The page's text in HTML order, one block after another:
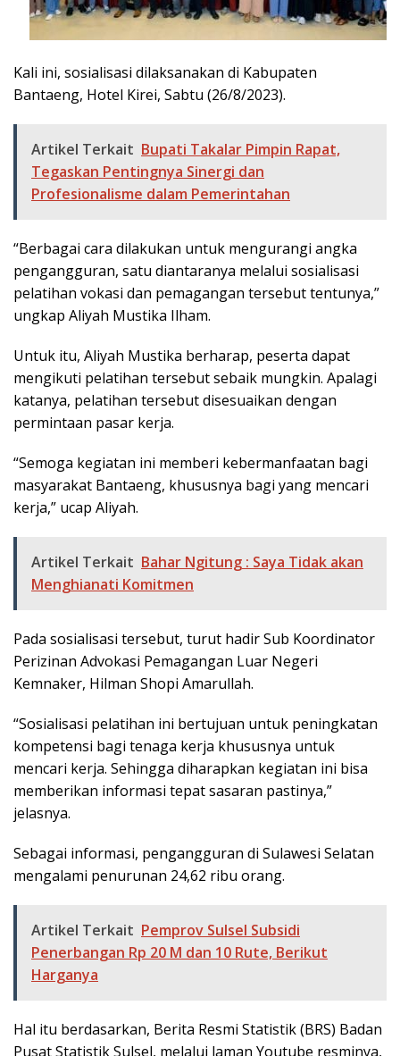
Kali ini, sosialisasi dilaksanakan di Kabupaten
Bantaeng, Hotel Kirei, Sabtu (26/8/2023).
Artikel Terkait Bupati Takalar Pimpin Rapat,
Tegaskan Pentingnya Sinergi dan
Profesionalisme dalam Pemerintahan
“Berbagai cara dilakukan untuk mengurangi angka
pengangguran, satu diantaranya melalui sosialisasi
pelatihan vokasi dan pemagangan tersebut tentunya,”
ungkap Aliyah Mustika Ilham.
Untuk itu, Aliyah Mustika berharap, peserta dapat
mengikuti pelatihan tersebut sebaik mungkin. Apalagi
katanya, pelatihan tersebut disesuaikan dengan
permintaan pasar kerja.
“Semoga kegiatan ini memberi kebermanfaatan bagi
masyarakat Bantaeng, khususnya bagi yang mencari
kerja,” ucap Aliyah.
Artikel Terkait Bahar Ngitung : Saya Tidak akan
Menghianati Komitmen
Pada sosialisasi tersebut, turut hadir Sub Koordinator
Perizinan Advokasi Pemagangan Luar Negeri
Kemnaker, Hilman Shopi Amarullah.
“Sosialisasi pelatihan ini bertujuan untuk peningkatan
kompetensi bagi tenaga kerja khususnya untuk
mencari kerja. Sehingga diharapkan kegiatan ini bisa
memberikan informasi tepat sasaran pastinya,”
jelasnya.
Sebagai informasi, pengangguran di Sulawesi Selatan
mengalami penurunan 24,62 ribu orang.
Artikel Terkait Pemprov Sulsel Subsidi
Penerbangan Rp 20 M dan 10 Rute, Berikut
Harganya
Hal itu berdasarkan, Berita Resmi Statistik (BRS) Badan
Pusat Statistik Sulsel, melalui laman Youtube resminya,